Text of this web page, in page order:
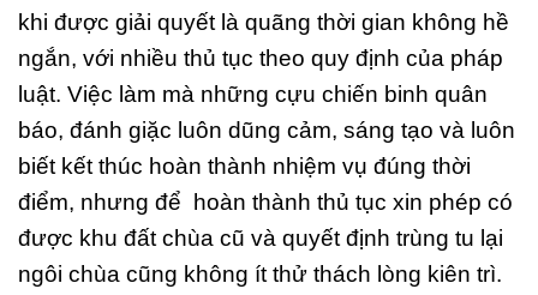
khi được giải quyết là quãng thời gian không hề
ngắn, với nhiều thủ tục theo quy định của pháp
luật. Việc làm mà những cựu chiến binh quân
báo, đánh giặc luôn dũng cảm, sáng tạo và luôn
biết kết thúc hoàn thành nhiệm vụ đúng thời
điểm, nhưng để hoàn thành thủ tục xin phép có
được khu đất chùa cũ và quyết định trùng tu lại
ngôi chùa cũng không ít thử thách lòng kiên trì.